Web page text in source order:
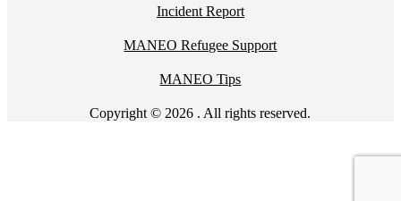
Incident Report
MANEO Refugee Support
MANEO Tips
Copyright © 2026 . All rights reserved.